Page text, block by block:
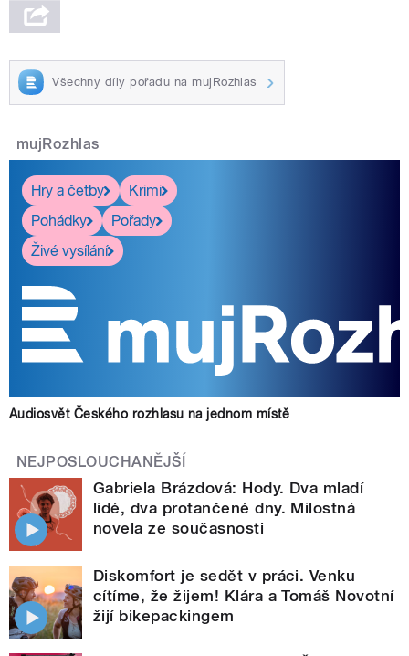
Všechny díly pořadu na mujRozhlas
mujRozhlas
Hry a četby
Krimi
Pohádky
Pořady
Živé vysílání
Audiosvět Českého rozhlasu na jednom místě
NEJPOSLOUCHANĚJŠÍ
Gabriela Brázdová: Hody. Dva mladí
lidé, dva protančené dny. Milostná
novela ze současnosti
Diskomfort je sedět v práci. Venku
cítíme, že žijem! Klára a Tomáš Novotní
žijí bikepackingem